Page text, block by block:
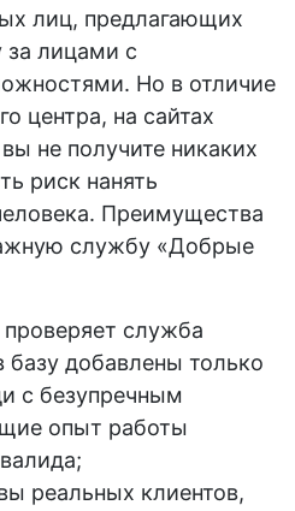
лиц, предлагающих
за лицами с
. Но в отличие
центра, на сайтах
не получите никаких
риск нанять
Преимущества
службу «Добрые
проверяет служба
базу добавлены только
с безупречным
опыт работы
;
реальных клиентов,